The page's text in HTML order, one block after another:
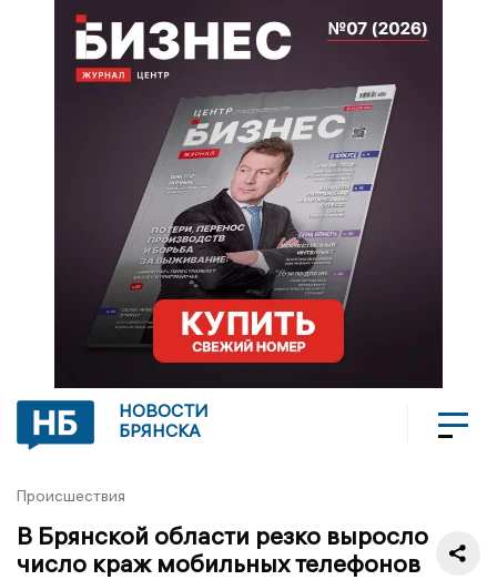
НОВОСТИ
БРЯНСКА
Происшествия
В Брянской области резко выросло
число краж мобильных телефонов